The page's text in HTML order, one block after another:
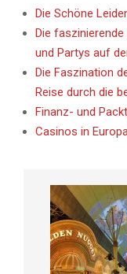
Die Schöne
Die
und Partys auf
Die Faszination
Reise durch die
Finanz- und
Casinos in